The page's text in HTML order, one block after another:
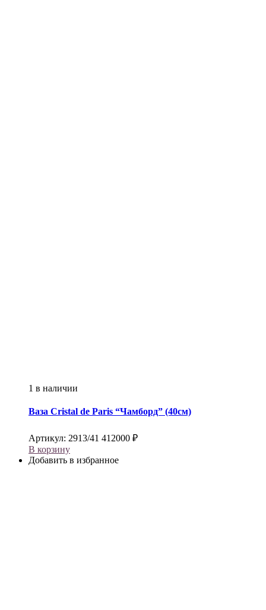
1 в наличии
Ваза Cristal de Paris “Чамборд” (40см)
Артикул: 2913/41 412000 ₽
В корзину
Добавить в избранное